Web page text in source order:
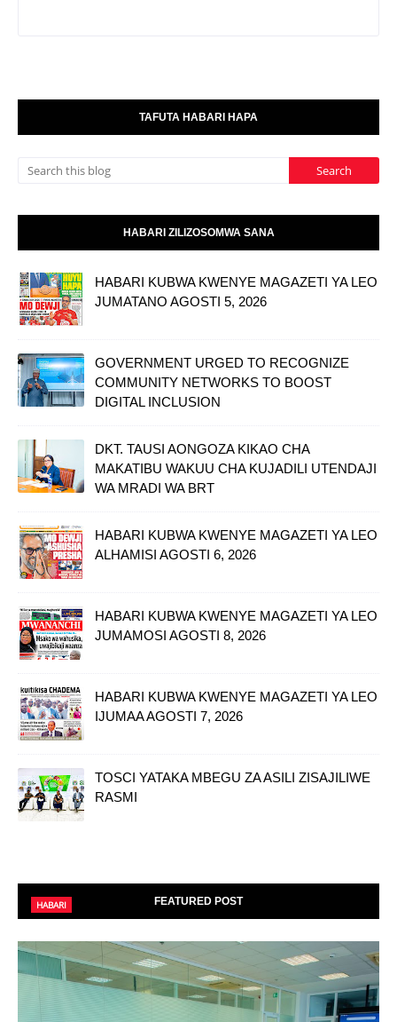
TAFUTA HABARI HAPA
HABARI ZILIZOSOMWA SANA
HABARI KUBWA KWENYE MAGAZETI YA LEO
JUMATANO AGOSTI 5, 2026
GOVERNMENT URGED TO RECOGNIZE
COMMUNITY NETWORKS TO BOOST
DIGITAL INCLUSION
DKT. TAUSI AONGOZA KIKAO CHA
MAKATIBU WAKUU CHA KUJADILI UTENDAJI
WA MRADI WA BRT
HABARI KUBWA KWENYE MAGAZETI YA LEO
ALHAMISI AGOSTI 6, 2026
HABARI KUBWA KWENYE MAGAZETI YA LEO
JUMAMOSI AGOSTI 8, 2026
HABARI KUBWA KWENYE MAGAZETI YA LEO
IJUMAA AGOSTI 7, 2026
TOSCI YATAKA MBEGU ZA ASILI ZISAJILIWE
RASMI
FEATURED POST
HABARI